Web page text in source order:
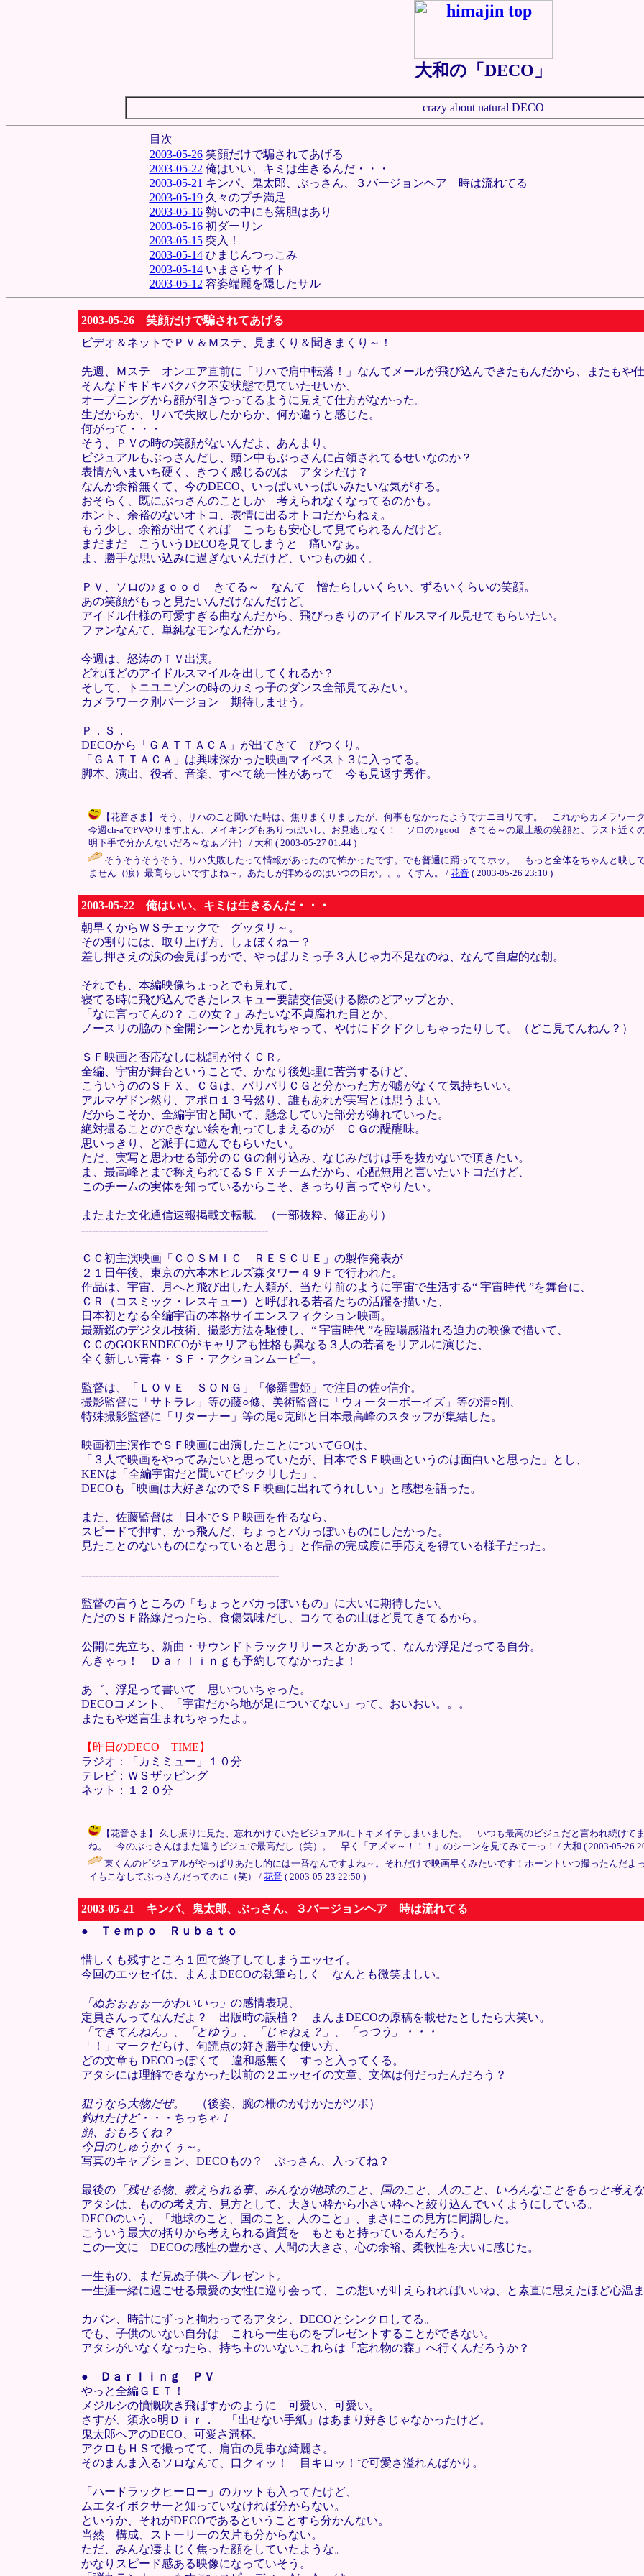
大和の「DECO」
crazy about natural DECO
目次
2003-05-26笑顔だけで騙されてあげる
2003-05-22 俺はいい、キミは生きるんだ・・・
2003-05-21 キンパ、鬼太郎、ぶっさん、３バージョンヘア 時は流れてる
2003-05-19久々のプチ満足
2003-05-16勢いの中にも落胆はあり
2003-05-16初ダーリン
2003-05-15突入！
2003-05-14ひまじんつっこみ
2003-05-14いまさらサイト
2003-05-12 容姿端麗を隠したサル
2003-05-26 笑顔だけで騙されてあげる
ビデオ＆ネットでＰＶ＆Ｍステ、見まくり＆聞きまくり～！
先週、Ｍステ オンエア直前に「リハで肩中転落！」なんてメールが飛び込んできたもんだから、またもや仕
そんなドキドキバクバク不安状態で見ていたせいか、
オープニングから顔が引きつってるように見えて仕方がなかった。
生だからか、リハで失敗したからか、何か違うと感じた。
何がって・・・
そう、ＰＶの時の笑顔がないんだよ、あんまり。
ビジュアルもぶっさんだし、頭ン中もぶっさんに占領されてるせいなのか？
表情がいまいち硬く、きつく感じるのは アタシだけ？
なんか余裕無くて、今のDECO、いっぱいいっぱいみたいな気がする。
おそらく、既にぶっさんのことしか 考えられなくなってるのかも。
ホント、余裕のないオトコ、表情に出るオトコだからねぇ。
もう少し、余裕が出てくれば こっちも安心して見てられるんだけど。
まだまだ こういうDECOを見てしまうと 痛いなぁ。
ま、勝手な思い込みに過ぎないんだけど、いつもの如く。
ＰＶ、ソロの♪ｇｏｏｄ きてる～ なんて 憎たらしいくらい、ずるいくらいの笑顔。
あの笑顔がもっと見たいんだけなんだけど。
アイドル仕様の可愛すぎる曲なんだから、飛びっきりのアイドルスマイル見せてもらいたい。
ファンなんて、単純なモンなんだから。
今週は、怒涛のＴＶ出演。
どれほどのアイドルスマイルを出してくれるか？
そして、トニユニゾンの時のカミっ子のダンス全部見てみたい。
カメラワーク別バージョン 期待しませう。
Ｐ．Ｓ．
DECOから「ＧＡＴＴＡＣＡ」が出てきて びつくり。
「ＧＡＴＴＡＣＡ」は興味深かった映画マイベスト３に入ってる。
脚本、演出、役者、音楽、すべて統一性があって 今も見返す秀作。
【花音さま】 そう、リハのこと聞いた時は、焦りまくりましたが、何事もなかったようでナニヨリです。 これからカメラワ
今週ch-aでPVやりますよん、メイキングもありっぽいし、お見逃しなく！ ソロの♪good きてる～の最上級の笑顔と、ラスト近く
明下手で分かんないだろ～なぁ／汗） / 大和 ( 2003-05-27 01:44 )
そうそうそうそう、リハ失敗したって情報があったので怖かったです。でも普通に踊っててホッ。 もっと全体をちゃんと映
ません（涙）最高らしいですよね～。あたしが拝めるのはいつの日か。。。くすん。 / 花音 ( 2003-05-26 23:10 )
2003-05-22 俺はいい、キミは生きるんだ・・・
朝早くからＷＳチェックで グッタリ～。
その割りには、取り上げ方、しょぼくねー？
差し押さえの涙の会見ばっかで、やっぱカミっ子３人じゃ力不足なのね、なんて自虐的な朝。
それでも、本編映像ちょっとでも見れて、
寝てる時に飛び込んできたレスキュー要請交信受ける際のどアップとか、
「なに言ってんの？ この女？」みたいな不貞腐れた目とか、
ノースリの脇の下全開シーンとか見れちゃって、やけにドクドクしちゃったりして。（どこ見てんねん？）
ＳＦ映画と否応なしに枕詞が付くＣＲ。
全編、宇宙が舞台ということで、かなり後処理に苦労するけど、
こういうののＳＦＸ、ＣＧは、バリバリＣＧと分かった方が嘘がなくて気持ちいい。
アルマゲドン然り、アポロ１３号然り、誰もあれが実写とは思うまい。
だからこそか、全編宇宙と聞いて、懸念していた部分が薄れていった。
絶対撮ることのできない絵を創ってしまえるのが ＣＧの醍醐味。
思いっきり、ど派手に遊んでもらいたい。
ただ、実写と思わせる部分のＣＧの創り込み、なじみだけは手を抜かないで頂きたい。
ま、最高峰とまで称えられてるＳＦＸチームだから、心配無用と言いたいトコだけど、
このチームの実体を知っているからこそ、きっちり言ってやりたい。
またまた文化通信速報掲載文転載。（一部抜粋、修正あり）
----------------------------------------------------
ＣＣ初主演映画「ＣＯＳＭＩＣ ＲＥＳＣＵＥ」の製作発表が
２１日午後、東京の六本木ヒルズ森タワー４９Ｆで行われた。
作品は、宇宙、月へと飛び出した人類が、当たり前のように宇宙で生活する“ 宇宙時代 ”を舞台に、
ＣＲ（コスミック・レスキュー）と呼ばれる若者たちの活躍を描いた、
日本初となる全編宇宙の本格サイエンスフィクション映画。
最新鋭のデジタル技術、撮影方法を駆使し、“ 宇宙時代 ”を臨場感溢れる迫力の映像で描いて、
ＣＣのGOKENDECOがキャリアも性格も異なる３人の若者をリアルに演じた、
全く新しい青春・ＳＦ・アクションムービー。
監督は、「ＬＯＶＥ ＳＯＮＧ」「修羅雪姫」で注目の佐○信介。
撮影監督に「サトラレ」等の藤○修、美術監督に「ウォーターボーイズ」等の清○剛、
特殊撮影監督に「リターナー」等の尾○克郎と日本最高峰のスタッフが集結した。
映画初主演作でＳＦ映画に出演したことについてGOは、
「３人で映画をやってみたいと思っていたが、日本でＳＦ映画というのは面白いと思った」とし、
KENは「全編宇宙だと聞いてビックリした」、
DECOも「映画は大好きなのでＳＦ映画に出れてうれしい」と感想を語った。
また、佐藤監督は「日本でＳＰ映画を作るなら、
スピードで押す、かっ飛んだ、ちょっとバカっぽいものにしたかった。
見たことのないものになっていると思う」と作品の完成度に手応えを得ている様子だった。
-------------------------------------------------------
監督の言うところの「ちょっとバカっぽいもの」に大いに期待したい。
ただのＳＦ路線だったら、食傷気味だし、コケてるの山ほど見てきてるから。
公開に先立ち、新曲・サウンドトラックリリースとかあって、なんか浮足だってる自分。
んきゃっ！ Ｄａｒｌｉｎｇも予約してなかったよ！
あ゛、浮足って書いて 思いついちゃった。
DECOコメント、「宇宙だから地が足についてない」って、おいおい。。。
またもや迷言生まれちゃったよ。
【昨日のDECO TIME】
ラジオ：「カミミュー」１０分
テレビ：ＷＳザッピング
ネット：１２０分
【花音さま】 久し振りに見た、忘れかけていたビジュアルにトキメイテしまいました。 いつも最高のビジュだと言われ続けて
ね。 今のぶっさんはまた違うビジュで最高だし（笑）。 早く「アズマ～！！！」のシーンを見てみてーっ！ / 大和 ( 2003-05-26
東くんのビジュアルがやっぱりあたし的には一番なんですよね～。それだけで映画早くみたいです！ホーントいつ撮ったんだよ
イもこなしてぶっさんだってのに（笑） / 花音 ( 2003-05-23 22:50 )
2003-05-21 キンパ、鬼太郎、ぶっさん、３バージョンヘア 時は流れてる
●
Ｔｅｍｐｏ Ｒｕｂａｔｏ
惜しくも残すところ１回で終了してしまうエッセイ。
今回のエッセイは、まんまDECOの執筆らしく なんとも微笑ましい。
「ぬおぉぉぉーかわいいっ」 の感情表現、
定員さんってなんだよ？ 出版時の誤植？ まんまDECOの原稿を載せたとしたら大笑い。
「できてんねん」、「とゆう」、「じゃねぇ？」、「っつう」・・・
「！」マークだらけ、句読点の好き勝手な使い方、
どの文章も DECOっぽくて 違和感無く すっと入ってくる。
アタシには理解できなかった以前の２エッセイの文章、文体は何だったんだろう？
狙うなら大物だぜ。
（後姿、腕の柵のかけかたがツボ）
釣れたけど・・・ちっちゃ！
顔、おもろくね？
今日のしゅうかくぅ～。
写真のキャプション、DECOもの？ ぶっさん、入ってね？
最後の 「残せる物、教えられる事、みんなが地球のこと、国のこと、人のこと、いろんなことをもっと考え
アタシは、ものの考え方、見方として、大きい枠から小さい枠へと絞り込んでいくようにしている。
DECOのいう、「地球のこと、国のこと、人のこと」、まさにこの見方に同調した。
こういう最大の括りから考えられる資質を もともと持っているんだろう。
この一文に DECOの感性の豊かさ、人間の大きさ、心の余裕、柔軟性を大いに感じた。
一生もの、まだ見ぬ子供へプレゼント。
一生涯一緒に過ごせる最愛の女性に巡り会って、この想いが叶えられればいいね、と素直に思えたほど心温ま
カバン、時計にずっと拘わってるアタシ、DECOとシンクロしてる。
でも、子供のいない自分は これら一生ものをプレゼントすることができない。
アタシがいなくなったら、持ち主のいないこれらは「忘れ物の森」へ行くんだろうか？
●
Ｄａｒｌｉｎｇ ＰＶ
やっと全編ＧＥＴ！
メジルシの憤慨吹き飛ばすかのように 可愛い、可愛い。
さすが、須永○明Ｄｉｒ． 「出せない手紙」はあまり好きじゃなかったけど。
鬼太郎ヘアのDECO、可愛さ満杯。
アクロもＨＳで撮ってて、肩宙の見事な綺麗さ。
そのまんま入るソロなんて、口クィッ！ 目キロッ！で可愛さ溢れんばかり。
「ハードラックヒーロー」のカットも入ってたけど、
ムエタイボクサーと知っていなければ分からない。
というか、それがDECOであるということすら分かんない。
当然 構成、ストーリーの欠片も分からない。
ただ、みんな凄まじく焦った顔をしていたような。
かなりスピード感ある映像になっていそう。